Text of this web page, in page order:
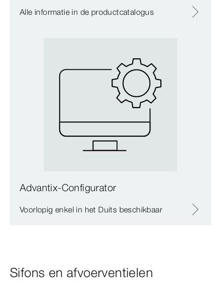
Alle informatie in de productcatalogus
Advantix-Configurator
Voorlopig enkel in het Duits beschikbaar
Sifons en afvoerventielen